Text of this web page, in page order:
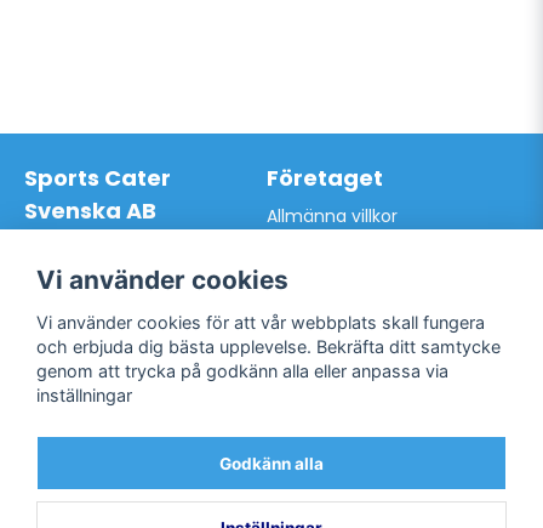
Sports Cater
Svenska AB
Org.nr: 559024-7762
Mail:info@sportscater.se
Företaget
Allmänna villkor
Bli kund / Logga in
Support
Allmänna villkor
Kontakta oss
Facebook
Twitter
Vi använder cookies
Vi använder cookies för att vår webbplats skall fungera
och erbjuda dig bästa upplevelse. Bekräfta ditt samtycke
genom att trycka på godkänn alla eller anpassa via
inställningar
Godkänn alla